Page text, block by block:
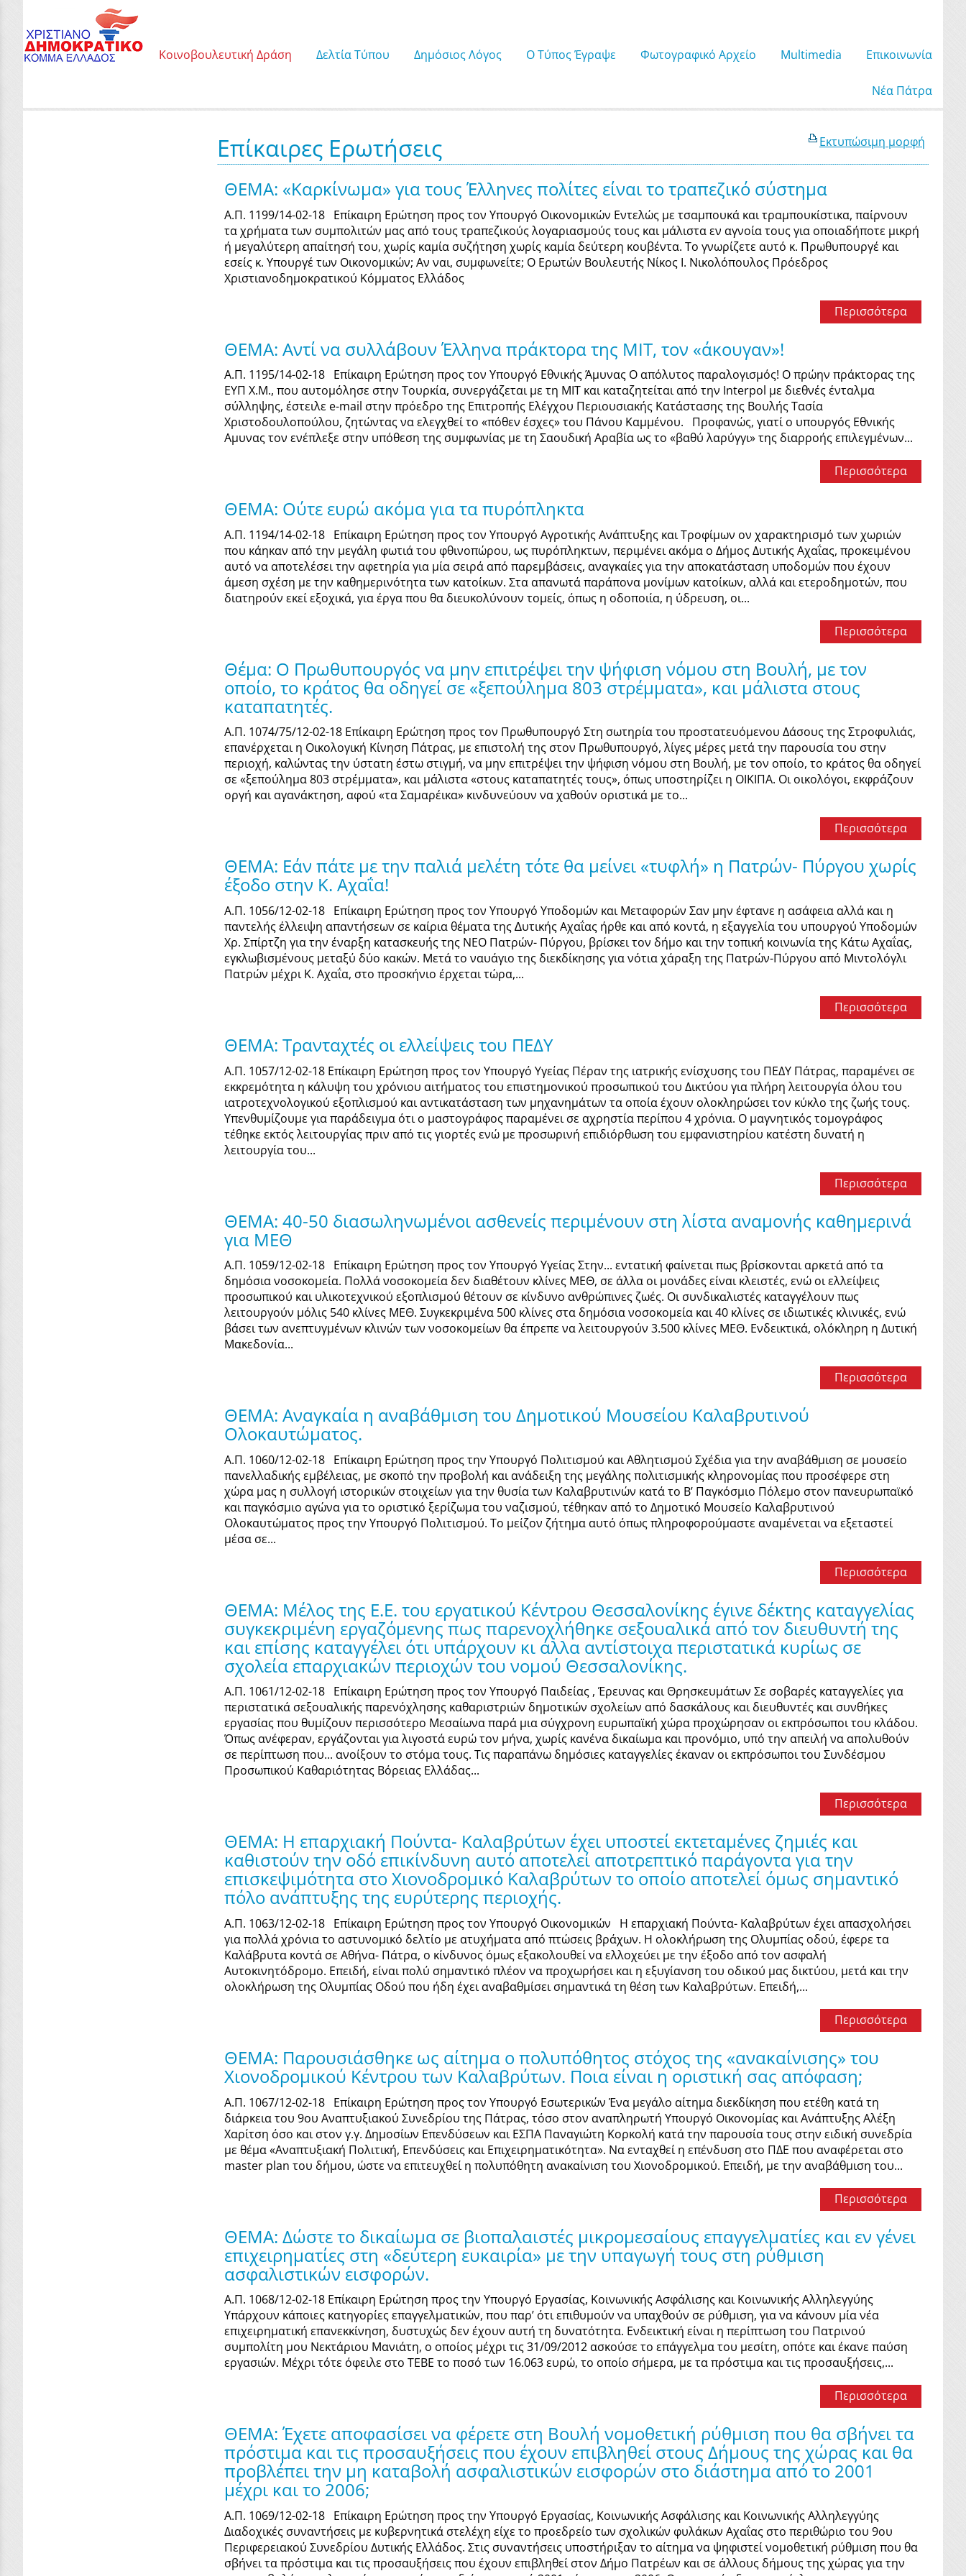
Κοινοβουλευτική Δράση Δελτία Τύπου Δημόσιος Λόγος Ο Τύπος Έγραψε Φωτογραφικό Αρχείο Μultimedia Επικοινωνία
Νέα Πάτρα
Εκτυπώσιμη μορφή
Επίκαιρες Ερωτήσεις
ΘΕΜΑ: «Καρκίνωμα» για τους Έλληνες πολίτες είναι το τραπεζικό σύστημα
Α.Π. 1199/14-02-18 Επίκαιρη Ερώτηση προς τον Υπουργό Οικονομικών Εντελώς με τσαμπουκά και τραμπουκίστικα, παίρνουν
τα χρήματα των συμπολιτών μας από τους τραπεζικούς λογαριασμούς τους και μάλιστα εν αγνοία τους για οποιαδήποτε μικρή
ή μεγαλύτερη απαίτησή του, χωρίς καμία συζήτηση χωρίς καμία δεύτερη κουβέντα. Το γνωρίζετε αυτό κ. Πρωθυπουργέ και
εσείς κ. Υπουργέ των Οικονομικών; Αν ναι, συμφωνείτε; Ο Ερωτών Βουλευτής Νίκος Ι. Νικολόπουλος Πρόεδρος
Χριστιανοδημοκρατικού Κόμματος Ελλάδος
Περισσότερα
ΘΕΜΑ: Αντί να συλλάβουν Έλληνα πράκτορα της ΜΙΤ, τον «άκουγαν»!
Α.Π. 1195/14-02-18 Επίκαιρη Ερώτηση προς τον Υπουργό Εθνικής Άμυνας Ο απόλυτος παραλογισμός! Ο πρώην πράκτορας της
ΕΥΠ Χ.Μ., που αυτομόλησε στην Τουρκία, συνεργάζεται με τη ΜΙΤ και καταζητείται από την Interpol με διεθνές ένταλμα
σύλληψης, έστειλε e-mail στην πρόεδρο της Επιτροπής Ελέγχου Περιουσιακής Κατάστασης της Βουλής Τασία
Χριστοδουλοπούλου, ζητώντας να ελεγχθεί το «πόθεν έσχες» του Πάνου Καμμένου. Προφανώς, γιατί ο υπουργός Εθνικής
Αμυνας τον ενέπλεξε στην υπόθεση της συμφωνίας με τη Σαουδική Αραβία ως το «βαθύ λαρύγγι» της διαρροής επιλεγμένων...
Περισσότερα
ΘΕΜΑ: Ούτε ευρώ ακόμα για τα πυρόπληκτα
Α.Π. 1194/14-02-18 Επίκαιρη Ερώτηση προς τον Υπουργό Αγροτικής Ανάπτυξης και Τροφίμων ον χαρακτηρισμό των χωριών
που κάηκαν από την μεγάλη φωτιά του φθινοπώρου, ως πυρόπληκτων, περιμένει ακόμα ο Δήμος Δυτικής Αχαΐας, προκειμένου
αυτό να αποτελέσει την αφετηρία για μία σειρά από παρεμβάσεις, αναγκαίες για την αποκατάσταση υποδομών που έχουν
άμεση σχέση με την καθημερινότητα των κατοίκων. Στα απανωτά παράπονα μονίμων κατοίκων, αλλά και ετεροδημοτών, που
διατηρούν εκεί εξοχικά, για έργα που θα διευκολύνουν τομείς, όπως η οδοποιία, η ύδρευση, οι...
Περισσότερα
Θέμα: Ο Πρωθυπουργός να μην επιτρέψει την ψήφιση νόμου στη Βουλή, με τον
οποίο, το κράτος θα οδηγεί σε «ξεπούλημα 803 στρέμματα», και μάλιστα στους
καταπατητές.
Α.Π. 1074/75/12-02-18 Επίκαιρη Ερώτηση προς τον Πρωθυπουργό Στη σωτηρία του προστατευόμενου Δάσους της Στροφυλιάς,
επανέρχεται η Οικολογική Κίνηση Πάτρας, με επιστολή της στον Πρωθυπουργό, λίγες μέρες μετά την παρουσία του στην
περιοχή, καλώντας την ύστατη έστω στιγμή, να μην επιτρέψει την ψήφιση νόμου στη Βουλή, με τον οποίο, το κράτος θα οδηγεί
σε «ξεπούλημα 803 στρέμματα», και μάλιστα «στους καταπατητές τους», όπως υποστηρίζει η ΟΙΚΙΠΑ. Οι οικολόγοι, εκφράζουν
οργή και αγανάκτηση, αφού «τα Σαμαρέικα» κινδυνεύουν να χαθούν οριστικά με το...
Περισσότερα
ΘΕΜΑ: Εάν πάτε με την παλιά μελέτη τότε θα μείνει «τυφλή» η Πατρών- Πύργου χωρίς
έξοδο στην Κ. Αχαΐα!
Α.Π. 1056/12-02-18 Επίκαιρη Ερώτηση προς τον Υπουργό Υποδομών και Μεταφορών Σαν µην έφτανε η ασάφεια αλλά και η
παντελής έλλειψη απαντήσεων σε καίρια θέµατα της ∆υτικής Αχαΐας ήρθε και από κοντά, η εξαγγελία του υπουργού Υποδοµών
Χρ. Σπίρτζη για την έναρξη κατασκευής της ΝΕΟ Πατρών- Πύργου, βρίσκει τον δήµο και την τοπική κοινωνία της Κάτω Αχαΐας,
εγκλωβισµένους µεταξύ δύο κακών. Μετά το ναυάγιο της διεκδίκησης για νότια χάραξη της Πατρών-Πύργου από Μιντολόγλι
Πατρών µέχρι Κ. Αχαΐα, στο προσκήνιο έρχεται τώρα,...
Περισσότερα
ΘΕΜΑ: Τρανταχτές οι ελλείψεις του ΠΕΔΥ
Α.Π. 1057/12-02-18 Επίκαιρη Ερώτηση προς τον Υπουργό Υγείας Πέραν της ιατρικής ενίσχυσης του ΠΕΔΥ Πάτρας, παραμένει σε
εκκρεμότητα η κάλυψη του χρόνιου αιτήματος του επιστημονικού προσωπικού του Δικτύου για πλήρη λειτουργία όλου του
ιατροτεχνολογικού εξοπλισμού και αντικατάσταση των μηχανημάτων τα οποία έχουν ολοκληρώσει τον κύκλο της ζωής τους.
Υπενθυμίζουμε για παράδειγμα ότι ο μαστογράφος παραμένει σε αχρηστία περίπου 4 χρόνια. Ο μαγνητικός τομογράφος
τέθηκε εκτός λειτουργίας πριν από τις γιορτές ενώ με προσωρινή επιδιόρθωση του εμφανιστηρίου κατέστη δυνατή η
λειτουργία του...
Περισσότερα
ΘΕΜΑ: 40-50 διασωληνωμένοι ασθενείς περιμένουν στη λίστα αναμονής καθημερινά
για ΜΕΘ
Α.Π. 1059/12-02-18 Επίκαιρη Ερώτηση προς τον Υπουργό Υγείας Στην... εντατική φαίνεται πως βρίσκονται αρκετά από τα
δημόσια νοσοκομεία. Πολλά νοσοκομεία δεν διαθέτουν κλίνες ΜΕΘ, σε άλλα οι μονάδες είναι κλειστές, ενώ οι ελλείψεις
προσωπικού και υλικοτεχνικού εξοπλισμού θέτουν σε κίνδυνο ανθρώπινες ζωές. Οι συνδικαλιστές καταγγέλουν πως
λειτουργούν μόλις 540 κλίνες ΜΕΘ. Συγκεκριμένα 500 κλίνες στα δημόσια νοσοκομεία και 40 κλίνες σε ιδιωτικές κλινικές, ενώ
βάσει των ανεπτυγμένων κλινών των νοσοκομείων θα έπρεπε να λειτουργούν 3.500 κλίνες ΜΕΘ. Ενδεικτικά, ολόκληρη η Δυτική
Μακεδονία...
Περισσότερα
ΘΕΜΑ: Αναγκαία η αναβάθμιση του Δημοτικού Μουσείου Καλαβρυτινού
Ολοκαυτώματος.
Α.Π. 1060/12-02-18 Επίκαιρη Ερώτηση προς την Υπουργό Πολιτισμού και Αθλητισμού Σχέδια για την αναβάθμιση σε μουσείο
πανελλαδικής εμβέλειας, με σκοπό την προβολή και ανάδειξη της μεγάλης πολιτισμικής κληρονομίας που προσέφερε στη
χώρα μας η συλλογή ιστορικών στοιχείων για την θυσία των Καλαβρυτινών κατά το Β’ Παγκόσμιο Πόλεμο στον πανευρωπαϊκό
και παγκόσμιο αγώνα για το οριστικό ξερίζωμα του ναζισμού, τέθηκαν από το Δημοτικό Μουσείο Καλαβρυτινού
Ολοκαυτώματος προς την Υπουργό Πολιτισμού. Το μείζον ζήτημα αυτό όπως πληροφορούμαστε αναμένεται να εξεταστεί
μέσα σε...
Περισσότερα
ΘΕΜΑ: Μέλος της Ε.Ε. του εργατικού Κέντρου Θεσσαλονίκης έγινε δέκτης καταγγελίας
συγκεκριμένη εργαζόμενης πως παρενοχλήθηκε σεξουαλικά από τον διευθυντή της
και επίσης καταγγέλει ότι υπάρχουν κι άλλα αντίστοιχα περιστατικά κυρίως σε
σχολεία επαρχιακών περιοχών του νομού Θεσσαλονίκης.
Α.Π. 1061/12-02-18 Επίκαιρη Ερώτηση προς τον Υπουργό Παιδείας , Έρευνας και Θρησκευμάτων Σε σοβαρές καταγγελίες για
περιστατικά σεξουαλικής παρενόχλησης καθαριστριών δημοτικών σχολείων από δασκάλους και διευθυντές και συνθήκες
εργασίας που θυμίζουν περισσότερο Μεσαίωνα παρά μια σύγχρονη ευρωπαϊκή χώρα προχώρησαν οι εκπρόσωποι του κλάδου.
Όπως ανέφεραν, εργάζονται για λιγοστά ευρώ τον μήνα, χωρίς κανένα δικαίωμα και προνόμιο, υπό την απειλή να απολυθούν
σε περίπτωση που... ανοίξουν το στόμα τους. Τις παραπάνω δημόσιες καταγγελίες έκαναν οι εκπρόσωποι του Συνδέσμου
Προσωπικού Καθαριότητας Βόρειας Ελλάδας...
Περισσότερα
ΘΕΜΑ: Η επαρχιακή Πούντα- Καλαβρύτων έχει υποστεί εκτεταμένες ζημιές και
καθιστούν την οδό επικίνδυνη αυτό αποτελεί αποτρεπτικό παράγοντα για την
επισκεψιμότητα στο Χιονοδρομικό Καλαβρύτων το οποίο αποτελεί όμως σημαντικό
πόλο ανάπτυξης της ευρύτερης περιοχής.
Α.Π. 1063/12-02-18 Επίκαιρη Ερώτηση προς τον Υπουργό Οικονομικών Η επαρχιακή Πούντα- Καλαβρύτων έχει απασχολήσει
για πολλά χρόνια το αστυνομικό δελτίο με ατυχήματα από πτώσεις βράχων. Η ολοκλήρωση της Ολυμπίας οδού, έφερε τα
Καλάβρυτα κοντά σε Αθήνα- Πάτρα, ο κίνδυνος όμως εξακολουθεί να ελλοχεύει με την έξοδο από τον ασφαλή
Αυτοκινητόδρομο. Επειδή, είναι πολύ σηµαντικό πλέον να προχωρήσει και η εξυγίανση του οδικού µας δικτύου, µετά και την
ολοκλήρωση της Ολυµπίας Οδού που ήδη έχει αναβαθµίσει σηµαντικά τη θέση των Καλαβρύτων. Επειδή,...
Περισσότερα
ΘΕΜΑ: Παρουσιάσθηκε ως αίτημα ο πολυπόθητος στόχος της «ανακαίνισης» του
Χιονοδρομικού Κέντρου των Καλαβρύτων. Ποια είναι η οριστική σας απόφαση;
Α.Π. 1067/12-02-18 Επίκαιρη Ερώτηση προς τον Υπουργό Εσωτερικών Ένα μεγάλο αίτημα διεκδίκηση που ετέθη κατά τη
διάρκεια του 9ου Αναπτυξιακού Συνεδρίου της Πάτρας, τόσο στον αναπληρωτή Υπουργό Οικονομίας και Ανάπτυξης Αλέξη
Χαρίτση όσο και στον γ.γ. Δημοσίων Επενδύσεων και ΕΣΠΑ Παναγιώτη Κορκολή κατά την παρουσία τους στην ειδική συνεδρία
με θέμα «Αναπτυξιακή Πολιτική, Επενδύσεις και Επιχειρηματικότητα». Να ενταχθεί η επένδυση στο ΠΔΕ που αναφέρεται στο
master plan του δήμου, ώστε να επιτευχθεί η πολυπόθητη ανακαίνιση του Χιονοδρομικού. Επειδή, με την αναβάθµιση του...
Περισσότερα
ΘΕΜΑ: Δώστε το δικαίωμα σε βιοπαλαιστές μικρομεσαίους επαγγελματίες και εν γένει
επιχειρηματίες στη «δεύτερη ευκαιρία» με την υπαγωγή τους στη ρύθμιση
ασφαλιστικών εισφορών.
Α.Π. 1068/12-02-18 Επίκαιρη Ερώτηση προς την Υπουργό Εργασίας, Κοινωνικής Ασφάλισης και Κοινωνικής Αλληλεγγύης
Υπάρχουν κάποιες κατηγορίες επαγγελματικών, που παρ’ ότι επιθυμούν να υπαχθούν σε ρύθμιση, για να κάνουν μία νέα
επιχειρηματική επανεκκίνηση, δυστυχώς δεν έχουν αυτή τη δυνατότητα. Ενδεικτική είναι η περίπτωση του Πατρινού
συμπολίτη μου Νεκτάριου Μανιάτη, ο οποίος μέχρι τις 31/09/2012 ασκούσε το επάγγελμα του μεσίτη, οπότε και έκανε παύση
εργασιών. Μέχρι τότε όφειλε στο ΤΕΒΕ το ποσό των 16.063 ευρώ, το οποίο σήμερα, με τα πρόστιμα και τις προσαυξήσεις,...
Περισσότερα
ΘΕΜΑ: Έχετε αποφασίσει να φέρετε στη Βουλή νομοθετική ρύθμιση που θα σβήνει τα
πρόστιμα και τις προσαυξήσεις που έχουν επιβληθεί στους Δήμους της χώρας και θα
προβλέπει την μη καταβολή ασφαλιστικών εισφορών στο διάστημα από το 2001
μέχρι και το 2006;
Α.Π. 1069/12-02-18 Επίκαιρη Ερώτηση προς την Υπουργό Εργασίας, Κοινωνικής Ασφάλισης και Κοινωνικής Αλληλεγγύης
Διαδοχικές συναντήσεις με κυβερνητικά στελέχη είχε το προεδρείο των σχολικών φυλάκων Αχαΐας στο περιθώριο του 9ου
Περιφερειακού Συνεδρίου Δυτικής Ελλάδος. Στις συναντήσεις υποστήριξαν το αίτημα να ψηφιστεί νομοθετική ρύθμιση που θα
σβήνει τα πρόστιμα και τις προσαυξήσεις που έχουν επιβληθεί στον Δήμο Πατρέων και σε άλλους δήμους της χώρας για την